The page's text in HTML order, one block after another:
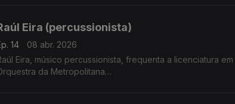
Eira (percussionista)
14
08 abr. 2026
Eira, músico percussionista, frequenta a licenciatura
da Metropolitana